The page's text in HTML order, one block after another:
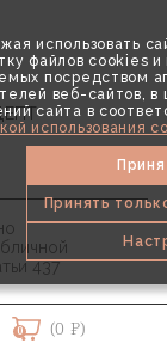
использовать
файлов cookies и
посредством
веб-сайтов, в
сайта в
использования
Принять
0 (0 ₽)
437